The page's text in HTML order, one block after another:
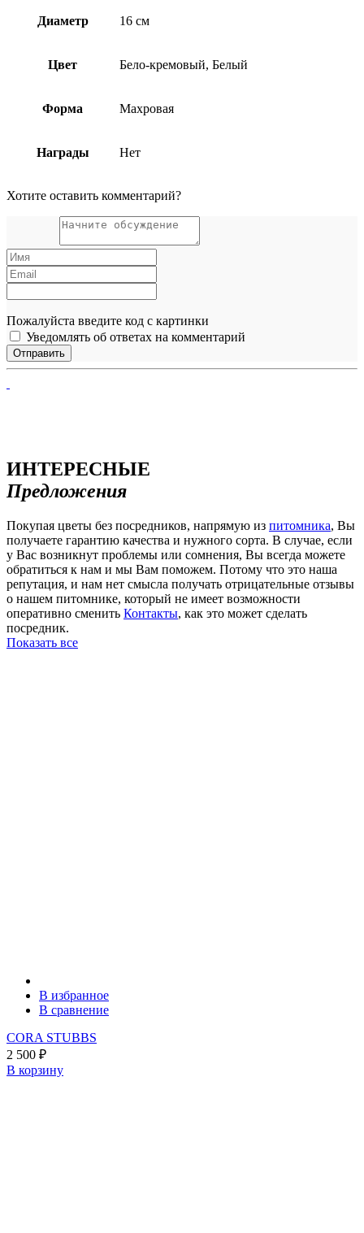
Диаметр 16 см
Цвет Бело-кремовый, Белый
Форма Махровая
Награды Нет
Хотите оставить комментарий?
Пожалуйста введите код с картинки
Уведомлять об ответах на комментарий
ИНТЕРЕСНЫЕ
Предложения
Покупая цветы без посредников, напрямую из питомника, Вы
получаете гарантию качества и нужного сорта. В случае, если
у Вас возникнут проблемы или сомнения, Вы всегда можете
обратиться к нам и мы Вам поможем. Потому что это наша
репутация, и нам нет смысла получать отрицательные отзывы
о нашем питомнике, который не имеет возможности
оперативно сменить Контакты, как это может сделать
посредник.
Показать все
В избранное
В сравнение
CORA STUBBS
2 500 ₽
В корзину